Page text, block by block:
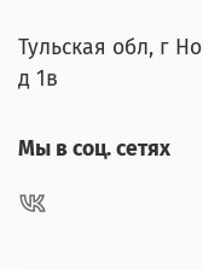
Тульская обл, г
д 1в
Мы в соц. сетях